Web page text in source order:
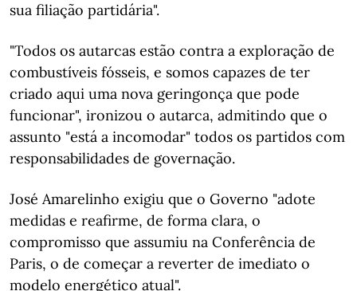
sua filiação partidária".
"Todos os autarcas estão contra a exploração de
combustíveis fósseis, e somos capazes de ter
criado aqui uma nova geringonça que pode
funcionar", ironizou o autarca, admitindo que o
assunto "está a incomodar" todos os partidos com
responsabilidades de governação.
José Amarelinho exigiu que o Governo "adote
medidas e reafirme, de forma clara, o
compromisso que assumiu na Conferência de
Paris, o de começar a reverter de imediato o
modelo energético atual".